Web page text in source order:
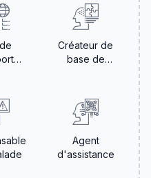
Créateur de
base de
Agent
d'assistance